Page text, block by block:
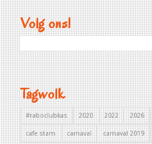
Volg ons!
Tagwolk
#raboclubkas 2020 2022 2026
cafe stam carnaval carnaval 2019